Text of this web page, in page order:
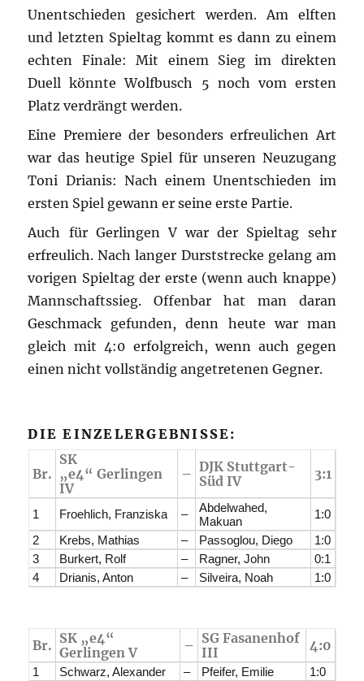
Unentschieden gesichert werden. Am elften
und letzten Spieltag kommt es dann zu einem
echten Finale: Mit einem Sieg im direkten
Duell könnte Wolfbusch 5 noch vom ersten
Platz verdrängt werden.
Eine Premiere der besonders erfreulichen Art
war das heutige Spiel für unseren Neuzugang
Toni Drianis: Nach einem Unentschieden im
ersten Spiel gewann er seine erste Partie.
Auch für Gerlingen V war der Spieltag sehr
erfreulich. Nach langer Durststrecke gelang am
vorigen Spieltag der erste (wenn auch knappe)
Mannschaftssieg. Offenbar hat man daran
Geschmack gefunden, denn heute war man
gleich mit 4:0 erfolgreich, wenn auch gegen
einen nicht vollständig angetretenen Gegner.
DIE EINZELERGEBNISSE:
Br.
SK
„e4“ Gerlingen
IV
– DJK Stuttgart-
Süd IV
3:1
1 Froehlich, Franziska –
Abdelwahed,
Makuan
1:0
2
Krebs, Mathias – Passoglou, Diego
1:0
3
Burkert, Rolf – Ragner, John
0:1
4
Drianis, Anton – Silveira, Noah 1:0
Br. SK „e4“
Gerlingen V
– SG Fasanenhof
III
4:0
1 Schwarz, Alexander – Pfeifer, Emilie
1:0